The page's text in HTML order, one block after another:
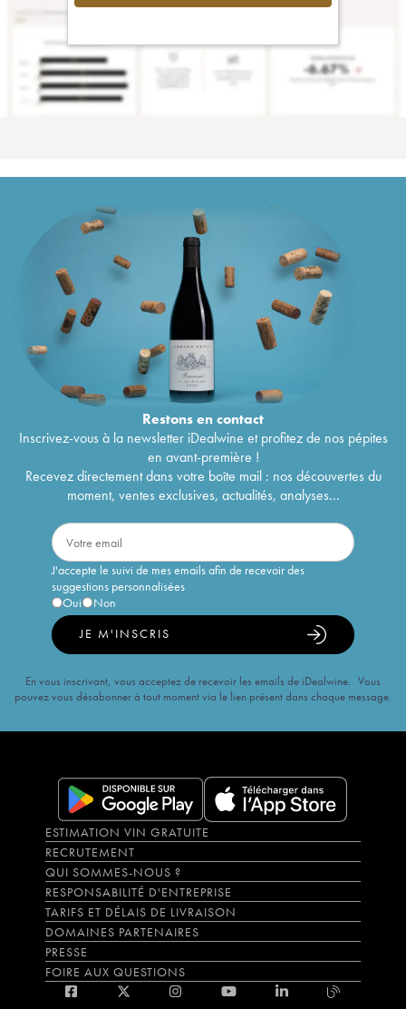
Restons encontact
Inscrivez-vous à la newsletter iDealwine et profitez de nos pépites
en avant-première !
Recevez directement dans votre boîte mail : nos découvertes du
moment, ventes exclusives, actualités, analyses...
J'accepte le suivi de mes emails afin de recevoir des
suggestions personnalisées
Oui
Non
JE M'INSCRIS
En vous inscrivant, vous acceptez de recevoir les emails de iDealwine. Vous
pouvez vous désabonner à tout moment via le lien présent dans chaque message.
ESTIMATION VIN GRATUITE
RECRUTEMENT
QUI SOMMES-NOUS ?
RESPONSABILITÉ D'ENTREPRISE
TARIFS ET DÉLAIS DE LIVRAISON
DOMAINES PARTENAIRES
PRESSE
FOIRE AUX QUESTIONS